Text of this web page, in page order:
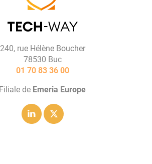
240, rue Hélène Boucher
78530 Buc
01 70 83 36 00
Filiale de Emeria Europe